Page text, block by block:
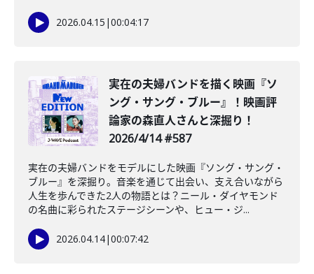
2026.04.15 |00:04:17
実在の夫婦バンドを描く映画『ソ
ング・サング・ブルー』！映画評
論家の森直人さんと深掘り！
2026/4/14 #587
実在の夫婦バンドをモデルにした映画『ソング・サング・
ブルー』を深掘り。音楽を通じて出会い、支え合いながら
人生を歩んできた2人の物語とは？ニール・ダイヤモンド
の名曲に彩られたステージシーンや、ヒュー・ジ...
2026.04.14|00:07:42